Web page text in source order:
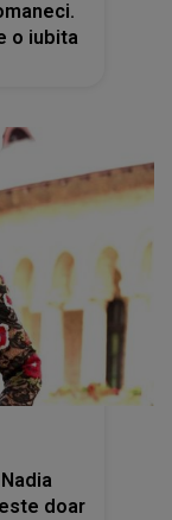
o iubita
doar